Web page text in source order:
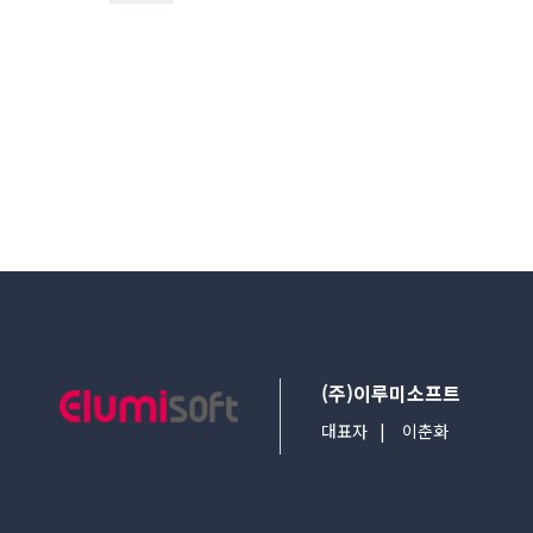
(주)이루미소프트
대표자 이춘화